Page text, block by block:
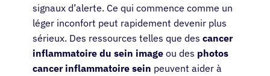
signaux d’alerte. Ce qui commence comme un
léger inconfort peut rapidement devenir plus
sérieux. Des ressources telles que des cancer
inflammatoire du sein image ou des photos
cancer inflammatoire sein peuvent aider à